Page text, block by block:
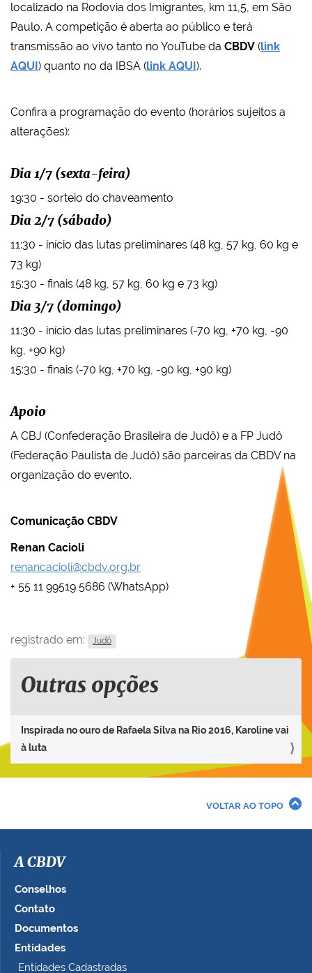
localizado na Rodovia dos Imigrantes, km 11,5, em São
Paulo. A competição é aberta ao público e terá
transmissão ao vivo tanto no YouTube da CBDV (link
AQUI ) quanto no da IBSA (link AQUI ).
Confira a programação do evento (horários sujeitos a
alterações):
Dia 1/7 (sexta-feira)
19:30 - sorteio do chaveamento
Dia 2/7 (sábado)
11:30 - início das lutas preliminares (48 kg, 57 kg, 60 kg e
73 kg)
15:30 - finais (48 kg, 57 kg, 60 kg e 73 kg)
Dia 3/7 (domingo)
11:30 - início das lutas preliminares (-70 kg, +70 kg, -90
kg, +90 kg)
15:30 - finais (-70 kg, +70 kg, -90 kg, +90 kg)
Apoio
A CBJ (Confederação Brasileira de Judô) e a FP Judô
(Federação Paulista de Judô) são parceiras da CBDV na
organização do evento.
Comunicação CBDV
Renan Cacioli
renancacioli@cbdv.org.br
+ 55 11 99519 5686 (WhatsApp)
registrado em: Judô
Outras opções
Inspirada no ouro de Rafaela Silva na Rio 2016, Karoline vai
à luta
VOLTAR AO TOPO
A CBDV
Conselhos
Contato
Documentos
Entidades
Entidades Cadastradas